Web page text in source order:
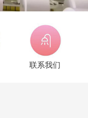
联系我们